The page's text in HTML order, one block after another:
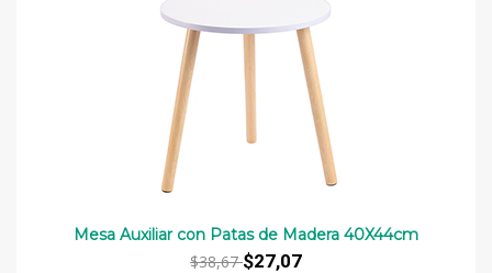
Mesa Auxiliar con Patas de Madera 40X44cm
$38,67$27,07